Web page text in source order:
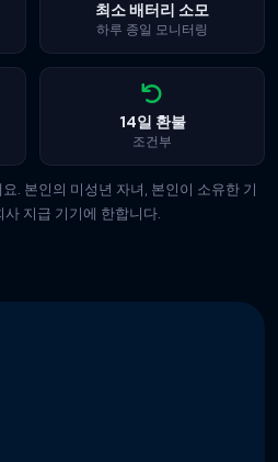
최소 배터리 소모
하루 종일 모니터링
14일 환불
조건부
. 본인의 미성년 자녀, 본인이 소유한 기
지급 기기에 한합니다.